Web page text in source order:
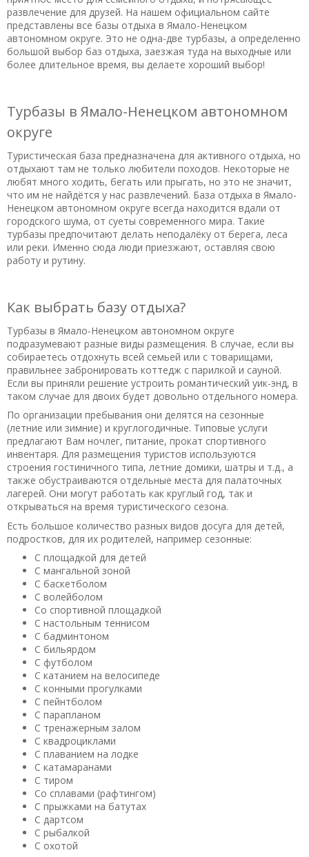
развлечение для друзей. На нашем официальном сайте
представлены все базы отдыха в Ямало-Ненецком
автономном округе. Это не одна-две турбазы, а определенно
большой выбор баз отдыха, заезжая туда на выходные или
более длительное время, вы делаете хороший выбор!
Турбазы в Ямало-Ненецком автономном
округе
Туристическая база предназначена для активного отдыха, но
отдыхают там не только любители походов. Некоторые не
любят много ходить, бегать или прыгать, но это не значит,
что им не найдётся у нас развлечений. База отдыха в Ямало-
Ненецком автономном округе всегда находится вдали от
городского шума, от суеты современного мира. Такие
турбазы предпочитают делать неподалёку от берега, леса
или реки. Именно сюда люди приезжают, оставляя свою
работу и рутину.
Как выбрать базу отдыха?
Турбазы в Ямало-Ненецком автономном округе
подразумевают разные виды размещения. В случае, если вы
собираетесь отдохнуть всей семьей или с товарищами,
правильнее забронировать коттедж с парилкой и сауной.
Если вы приняли решение устроить романтический уик-энд, в
таком случае для двоих будет довольно отдельного номера.
По организации пребывания они делятся на сезонные
(летние или зимние) и круглогодичные. Типовые услуги
предлагают Вам ночлег, питание, прокат спортивного
инвентаря. Для размещения туристов используются
строения гостиничного типа, летние домики, шатры и т.д., а
также обустраиваются отдельные места для палаточных
лагерей. Они могут работать как круглый год, так и
открываться на время туристического сезона.
Есть большое количество разных видов досуга для детей,
подростков, для их родителей, например сезонные:
С площадкой для детей
С мангальной зоной
С баскетболом
С волейболом
Со спортивной площадкой
С настольным теннисом
С бадминтоном
С бильярдом
С футболом
С катанием на велосипеде
С конными прогулками
С пейнтболом
С парапланом
С тренажерным залом
С квадроциклами
С плаванием на лодке
С катамаранами
С тиром
Со сплавами (рафтингом)
С прыжками на батутах
С дартсом
С рыбалкой
С охотой